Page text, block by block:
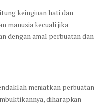
keinginan hati dan
manusia kecuali jika
dengan amal perbuatan dan
meniatkan perbuatan
diharapkan